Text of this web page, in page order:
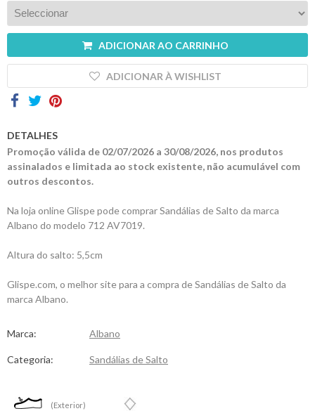
ADICIONAR AO CARRINHO
ADICIONAR À WISHLIST
DETALHES
Promoção válida de 02/07/2026 a 30/08/2026, nos produtos
assinalados e limitada ao stock existente, não acumulável com
outros descontos.
Na loja online Glispe pode comprar Sandálias de Salto da marca
Albano do modelo 712 AV7019.
Altura do salto: 5,5cm
Glispe.com, o melhor site para a compra de Sandálias de Salto da
marca Albano.
Marca: Albano
Categoria: Sandálias de Salto
(Exterior)